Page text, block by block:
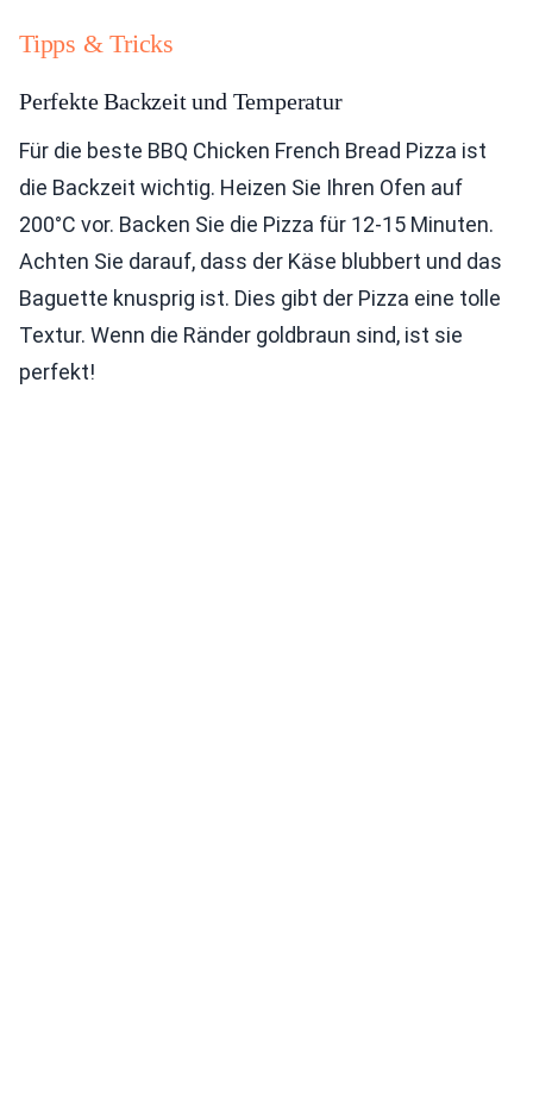
Tipps & Tricks
Perfekte Backzeit und Temperatur
Für die beste BBQ Chicken French Bread Pizza ist
die Backzeit wichtig. Heizen Sie Ihren Ofen auf
200°C vor. Backen Sie die Pizza für 12-15 Minuten.
Achten Sie darauf, dass der Käse blubbert und das
Baguette knusprig ist. Dies gibt der Pizza eine tolle
Textur. Wenn die Ränder goldbraun sind, ist sie
perfekt!